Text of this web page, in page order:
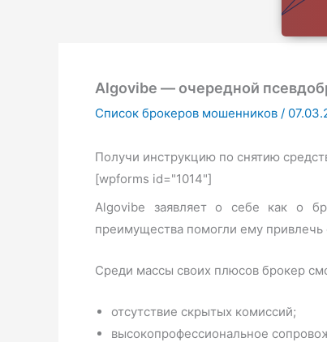
Algovibe — очередной
Список брокеров мошенников /
Получи инструкцию по снятию
[wpforms id="1014"]
Algovibe заявляет о себе как о
преимущества помогли ему привлечь
Среди массы своих плюсов брокер
отсутствие скрытых комиссий;
высокопрофессиональное